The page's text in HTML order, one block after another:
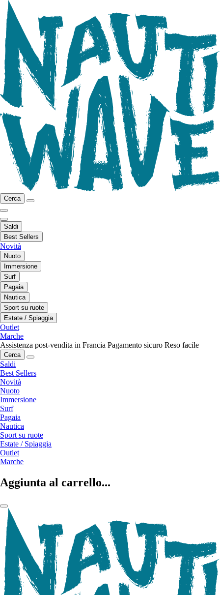
Cerca
Saldi
Best Sellers
Novità
Nuoto
Immersione
Surf
Pagaia
Nautica
Sport su ruote
Estate / Spiaggia
Outlet
Marche
Assistenza post-vendita in Francia Pagamento sicuro Reso facile
Cerca
Saldi
Best Sellers
Novità
Nuoto
Immersione
Surf
Pagaia
Nautica
Sport su ruote
Estate / Spiaggia
Outlet
Marche
Aggiunta al carrello...